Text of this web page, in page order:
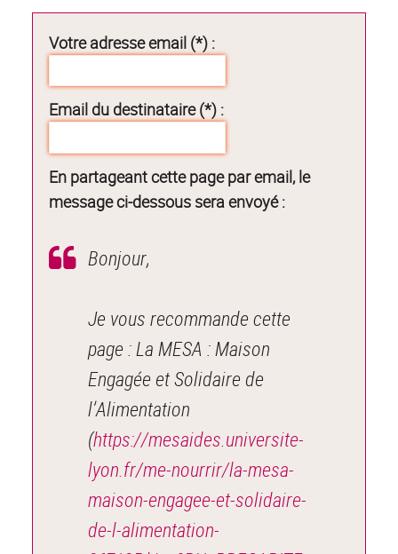
Votre adresse email (*) :
Email du destinataire (*) :
En partageant cette page par email, le
message ci-dessous sera envoyé :
Bonjour,
Je vous recommande cette
page : La MESA : Maison
Engagée et Solidaire de
l’Alimentation
(https://mesaides.universite-
lyon.fr/me-nourrir/la-mesa-
maison-engagee-et-solidaire-
de-l-alimentation-